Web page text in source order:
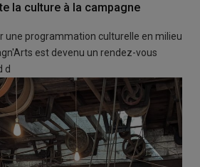
la culture à la campagne
une programmation culturelle en milieu
est devenu un rendez-vous
d